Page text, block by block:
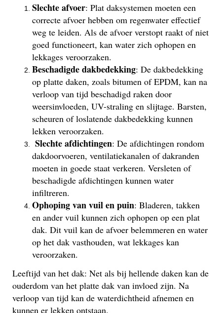
Slechte afvoer: Plat daksystemen moeten een
correcte afvoer hebben om regenwater effectief
weg te leiden. Als de afvoer verstopt raakt of niet
goed functioneert, kan water zich ophopen en
lekkages veroorzaken.
Beschadigde dakbedekking: De dakbedekking
op platte daken, zoals bitumen of EPDM, kan na
verloop van tijd beschadigd raken door
weersinvloeden, UV-straling en slijtage. Barsten,
scheuren of loslatende dakbedekking kunnen
lekken veroorzaken.
Slechte afdichtingen: De afdichtingen rondom
dakdoorvoeren, ventilatiekanalen of dakranden
moeten in goede staat verkeren. Versleten of
beschadigde afdichtingen kunnen water
infiltreren.
Ophoping van vuil en puin: Bladeren, takken
en ander vuil kunnen zich ophopen op een plat
dak. Dit vuil kan de afvoer belemmeren en water
op het dak vasthouden, wat lekkages kan
veroorzaken.
Leeftijd van het dak: Net als bij hellende daken kan de
ouderdom van het platte dak van invloed zijn. Na
verloop van tijd kan de waterdichtheid afnemen en
kunnen er lekken ontstaan.